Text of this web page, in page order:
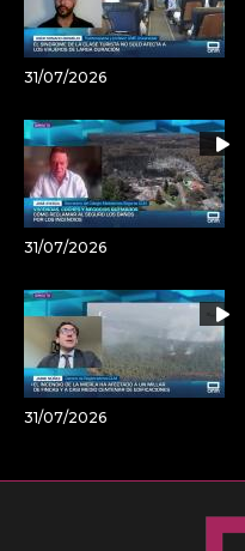
31/07/2026
31/07/2026
31/07/2026